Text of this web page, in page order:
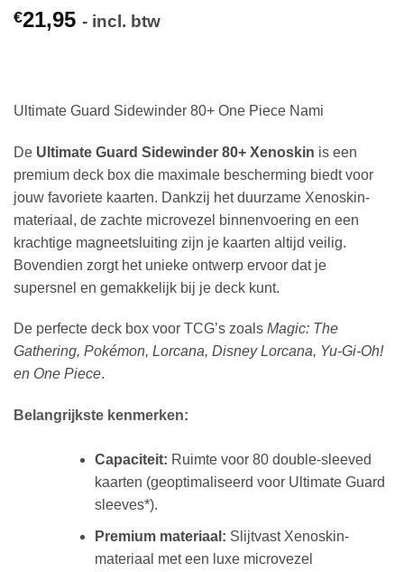
€21,95 - incl. btw
Ultimate Guard Sidewinder 80+ One Piece Nami
De Ultimate Guard Sidewinder 80+ Xenoskin is een
premium deck box die maximale bescherming biedt voor
jouw favoriete kaarten. Dankzij het duurzame Xenoskin-
materiaal, de zachte microvezel binnenvoering en een
krachtige magneetsluiting zijn je kaarten altijd veilig.
Bovendien zorgt het unieke ontwerp ervoor dat je
supersnel en gemakkelijk bij je deck kunt.
​De perfecte deck box voor TCG’s zoals Magic: The
Gathering, Pokémon, Lorcana, Disney Lorcana, Yu-Gi-Oh!
en One Piece.
​Belangrijkste kenmerken:
Capaciteit: Ruimte voor 80 double-sleeved
kaarten (geoptimaliseerd voor Ultimate Guard
sleeves*).
Premium materiaal: Slijtvast Xenoskin-
materiaal met een luxe microvezel